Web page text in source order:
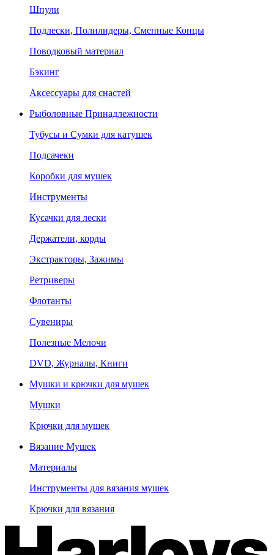
Шпули
Подлески, Полилидеры, Сменные Концы
Поводковый материал
Бэкинг
Аксессуары для снастей
Рыболовные Принадлежности
Тубусы и Сумки для катушек
Подсачеки
Коробки для мушек
Инструменты
Кусачки для лески
Держатели, корды
Экстракторы, Зажимы
Ретриверы
Флотанты
Сувениры
Полезные Мелочи
DVD, Журналы, Книги
Мушки и крючки для мушек
Мушки
Крючки для мушек
Вязание Мушек
Материалы
Инструменты для вязания мушек
Крючки для вязания